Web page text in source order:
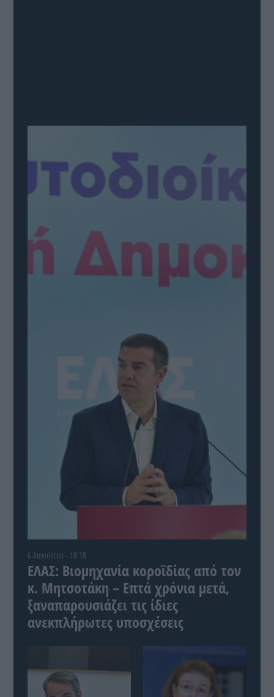
6 Αυγούστου - 18:18
ΕΛΑΣ: Βιομηχανία κοροϊδίας από τον
κ. Μητσοτάκη – Επτά χρόνια μετά,
ξαναπαρουσιάζει τις ίδιες
ανεκπλήρωτες υποσχέσεις